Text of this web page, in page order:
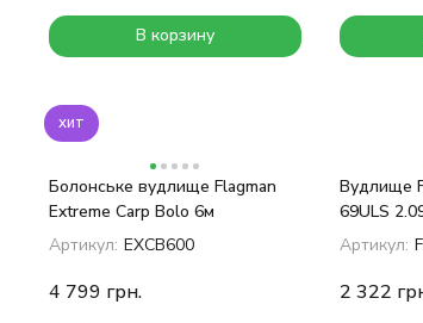
В корзину
хит
Болонське вудлище Flagman
Extreme Carp Bolo 6м
Артикул: EXCB600
4 799 грн.
Вудлище
69ULS
Артикул:
2 322